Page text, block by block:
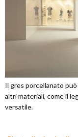
Il gres porcellanato
altri materiali, come il
versatile.